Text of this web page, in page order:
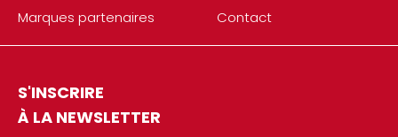
Marques partenaires
Contact
S'INSCRIRE
À LA NEWSLETTER